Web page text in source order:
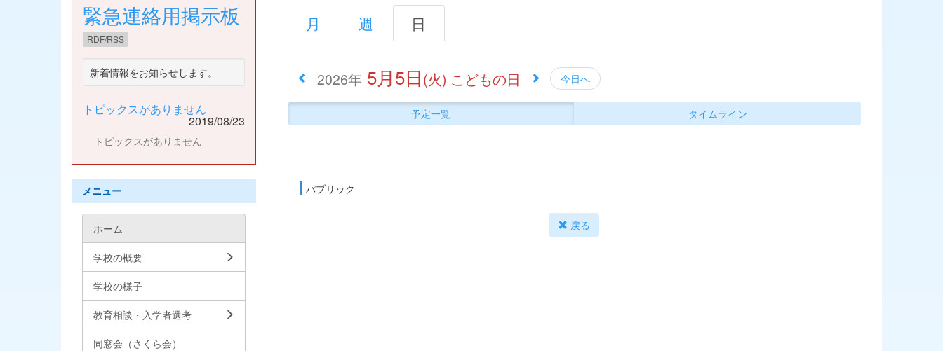
月 週 日
2026年 5月5日(火) こどもの日 今日へ
予定一覧 タイムライン
パブリック
戻る
緊急連絡用掲示板
RDF/RSS
新着情報をお知らせします。
トピックスがありません
2019/08/23
トピックスがありません
メニュー
ホーム
学校の概要
学校の様子
教育相談・入学者選考
同窓会（さくら会）